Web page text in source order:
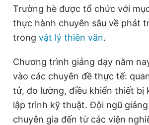
Trường hè được tổ chức với
thực hành chuyên sâu về phát
trong vật lý thiên văn.
Chương trình giảng dạy năm
vào các chuyên đề thực tế:
tử, đo lường, điều khiển thiết bị
lập trình kỹ thuật. Đội ngũ
chuyên gia đến từ các viện